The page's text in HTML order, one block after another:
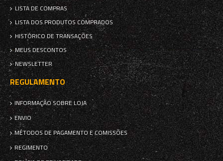
LISTA DE COMPRAS
LISTA DOS PRODUTOS COMPRADOS
HISTÓRICO DE TRANSAÇÕES
MEUS DESCONTOS
NEWSLETTER
REGULAMENTO
INFORMAÇÃO SOBRE LOJA
ENVIO
MÉTODOS DE PAGAMENTO E COMISSÕES
REGIMENTO